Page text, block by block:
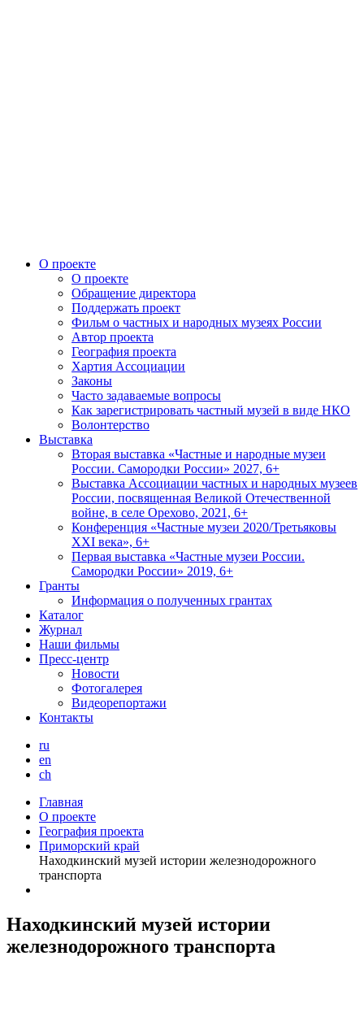
О проекте
О проекте
Обращение директора
Поддержать проект
Фильм о частных и народных музеях России
Автор проекта
География проекта
Хартия Ассоциации
Законы
Часто задаваемые вопросы
Как зарегистрировать частный музей в виде НКО
Волонтерство
Выставка
Вторая выставка «Частные и народные музеи
России. Самородки России» 2027, 6+
Выставка Ассоциации частных и народных музеев
России, посвященная Великой Отечественной
войне, в селе Орехово, 2021, 6+
Конференция «Частные музеи 2020/Третьяковы
XXI века», 6+
Первая выставка «Частные музеи России.
Самородки России» 2019, 6+
Гранты
Информация о полученных грантах
Каталог
Журнал
Наши фильмы
Пресс-центр
Новости
Фотогалерея
Видеорепортажи
Контакты
ru
en
ch
Главная
О проекте
География проекта
Приморский край
Находкинский музей истории железнодорожного
транспорта
Находкинский музей истории
железнодорожного транспорта